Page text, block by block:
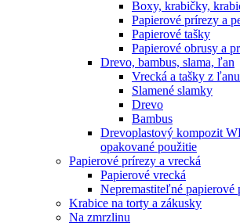
Boxy, krabičky,
Papierové prírezy a
Papierové tašky
Papierové obrusy a
Drevo, bambus, slama, ľan
Vrecká a tašky z ľanu
Slamené slamky
Drevo
Bambus
Drevoplastový kompozit
opakované použitie
Papierové prírezy a vrecká
Papierové vrecká
Nepremastiteľné papierové
Krabice na torty a zákusky
Na zmrzlinu